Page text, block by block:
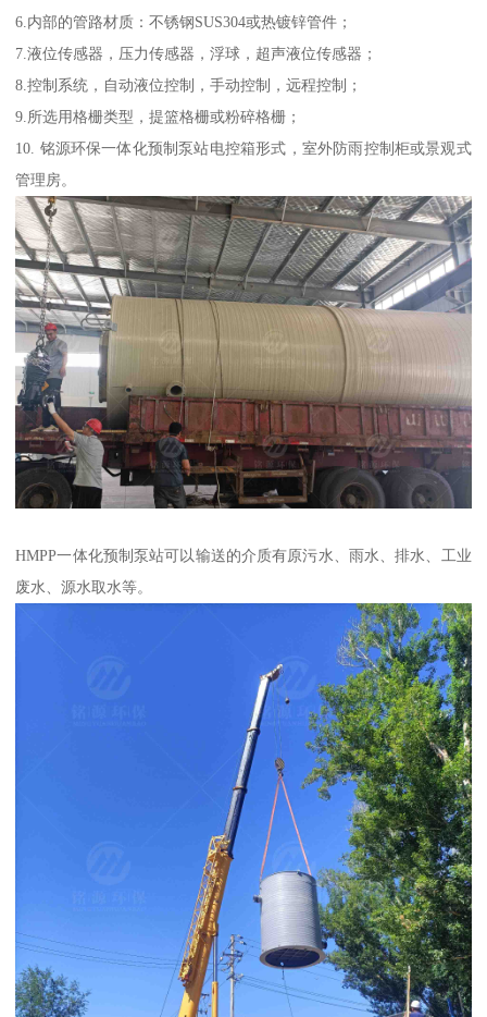
6.内部的管路材质：不锈钢SUS304或热镀锌管件；
7.液位传感器，压力传感器，浮球，超声液位传感器；
8.控制系统，自动液位控制，手动控制，远程控制；
9.所选用格栅类型，提篮格栅或粉碎格栅；
10. 铭源环保一体化预制泵站电控箱形式，室外防雨控制柜或景观式
管理房。
HMPP一体化预制泵站可以输送的介质有原污水、雨水、排水、工业
废水、源水取水等。